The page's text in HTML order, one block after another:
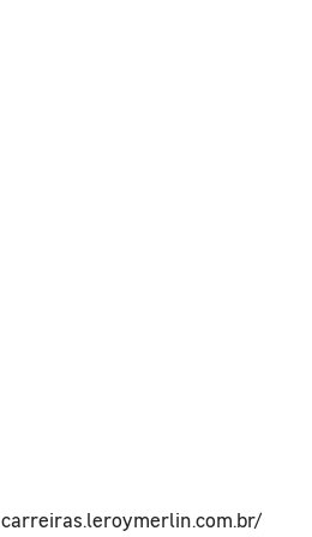
carreiras.leroymerlin.com.br/